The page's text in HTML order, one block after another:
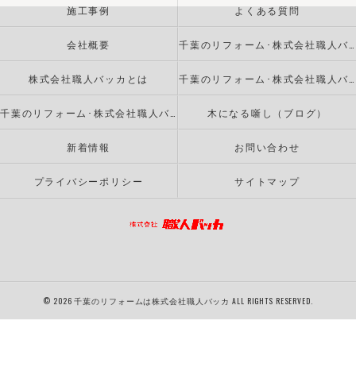
施工事例 よくある質問
会社概要
株式会社職人バッカとは
木になる噺し（ブログ）
新着情報 お問い合わせ
プライバシーポリシー サイトマップ
© 2026 千葉のリフォームは株式会社職人バッカ ALL RIGHTS RESERVED.